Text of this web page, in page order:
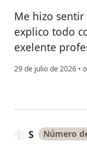
Me hizo
explico todo
exelente
29 de julio de 2026 •
S Número